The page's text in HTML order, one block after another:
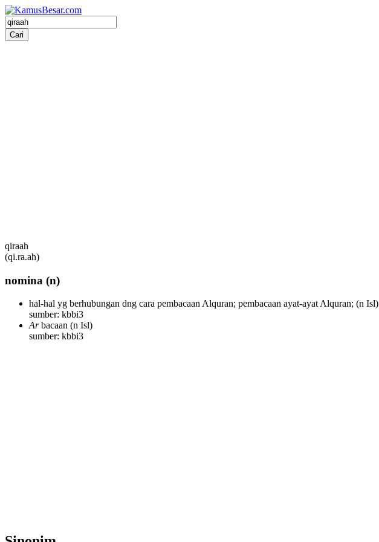
qiraah
(qi.ra.ah)
nomina (n)
hal-hal yg berhubungan dng cara pembacaan Alquran; pembacaan ayat-ayat Alquran; (n Isl)
sumber: kbbi3
Arbacaan (n Isl)
sumber: kbbi3